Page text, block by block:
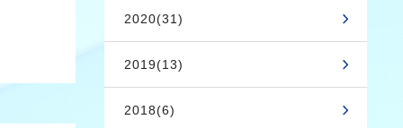
2020(31)
2019(13)
2018(6)